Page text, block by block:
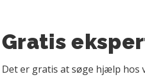
Gratis
Det er gratis at søge hjælp hos